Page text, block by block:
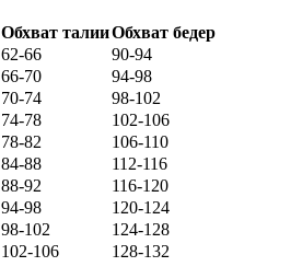
Обхват талииОбхват бедер
62-66
90-94
66-70
94-98
70-74
98-102
74-78
102-106
78-82
106-110
84-88
112-116
88-92
116-120
94-98
120-124
98-102
124-128
102-106 128-132